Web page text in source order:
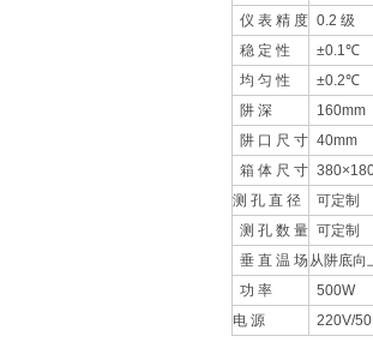
仪 表 精 度 0.2 级
稳 定 性
±0.1℃
均 匀 性
±0.2℃
阱 深
160mm
阱 口 尺 寸 40mm
箱 体 尺 寸
测 孔 直 径
可定制
测 孔 数 量 可定制
垂 直 温 场 从阱底
功 率
500W
电 源
220V/